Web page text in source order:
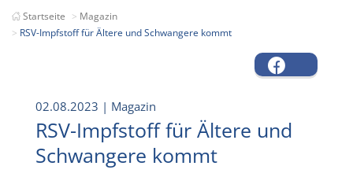
Startseite
Magazin
RSV-Impfstoff für Ältere und Schwangere kommt
02.08.2023 | Magazin
RSV-Impfstoff für Ältere und
Schwangere kommt